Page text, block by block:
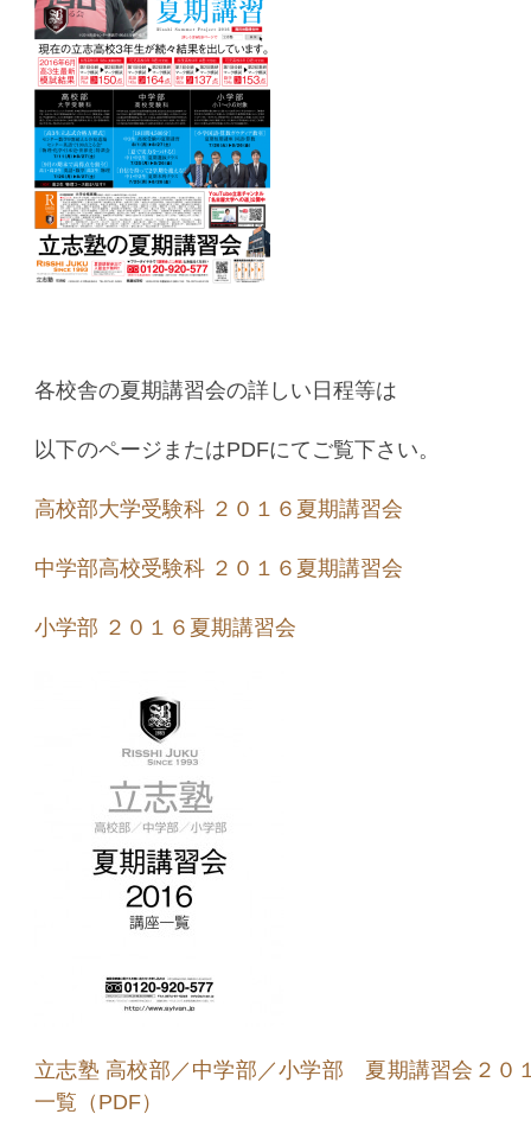
各校舎の夏期講習会の詳しい日程等は
以下のページまたはPDFにてご覧下さい。
高校部大学受験科 ２０１６夏期講習会
中学部高校受験科 ２０１６夏期講習会
小学部 ２０１６夏期講習会
立志塾 高校部／中学部／小学部 夏期講習会２０
一覧（PDF）